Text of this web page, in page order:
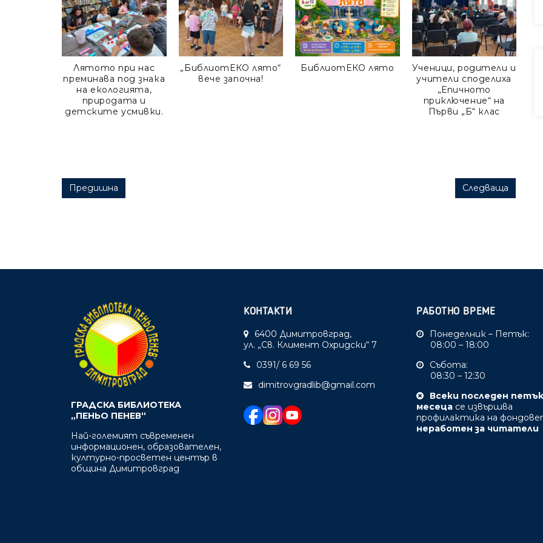
Лятото при нас
преминава под знака
на екологията,
природата и
детските усмивки.
„БиблиотЕКО лято“
вече започна!
БиблиотЕКО лято
Ученици, родители и
учители споделиха
„Епичното
приключение“ на
Първи „Б“ клас
Post navigation
Предишна Следваща
ГРАДСКА БИБЛИОТЕКА
„ПЕНЬО ПЕНЕВ“
Най-големият съвременен
информационен, образователен,
културно-просветен център в
община Димитровград
КОНТАКТИ
6400 Димитровград,
ул. „Св. Климент Охридски“ 7
0391/ 6 69 56
dimitrovgradlib@gmail.com
РАБОТНО ВРЕМЕ
Понеделник – Петък:
08:00 – 18:00
Събота:
08:30 – 12:30
Всеки последен
месеца се извършва
профилактика на
неработен за читатели